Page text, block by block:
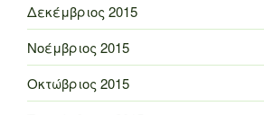
Δεκέμβριος 2015
Νοέμβριος 2015
Οκτώβριος 2015